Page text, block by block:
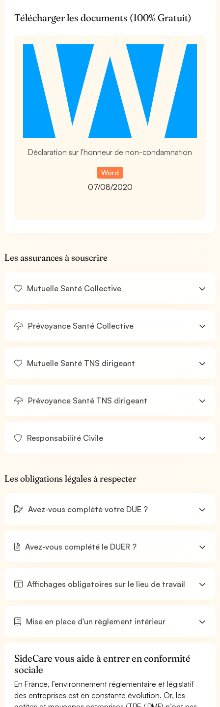
Télécharger les documents (100% Gratuit)
Déclaration sur l'honneur de non-condamnation
Word
07/08/2020
Les assurances à souscrire
Mutuelle Santé Collective
Prévoyance Santé Collective
Mutuelle Santé TNS dirigeant
Prévoyance Santé TNS dirigeant
Responsabilité Civile
Les obligations légales à respecter
Avez-vous complété votre DUE ?
Avez-vous complété le DUER ?
Affichages obligatoires sur le lieu de travail
Mise en place d'un règlement intérieur
SideCare vous aide à entrer en conformité
sociale
En France, l’environnement réglementaire et législatif
des entreprises est en constante évolution. Or, les